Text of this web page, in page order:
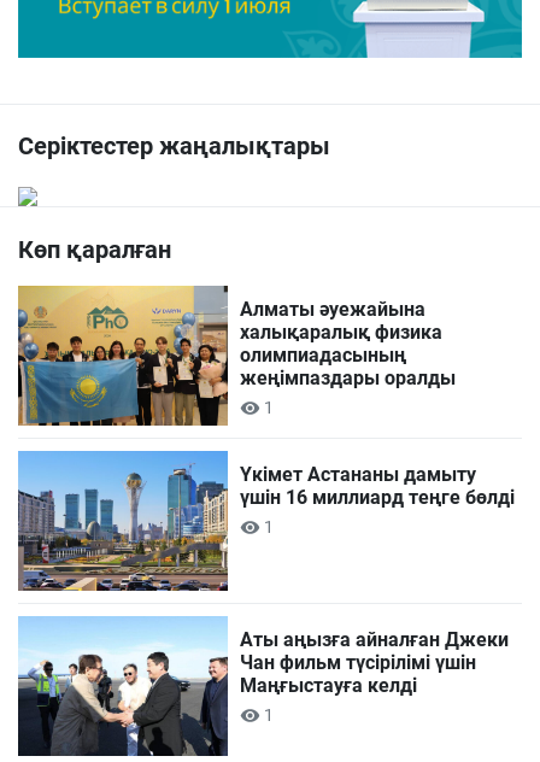
Серіктестер жаңалықтары
Көп қаралған
Алматы әуежайына
халықаралық физика
олимпиадасының
жеңімпаздары оралды
1
Үкімет Астананы дамыту
үшін 16 миллиард теңге бөлді
1
Аты аңызға айналған Джеки
Чан фильм түсірілімі үшін
Маңғыстауға келді
1